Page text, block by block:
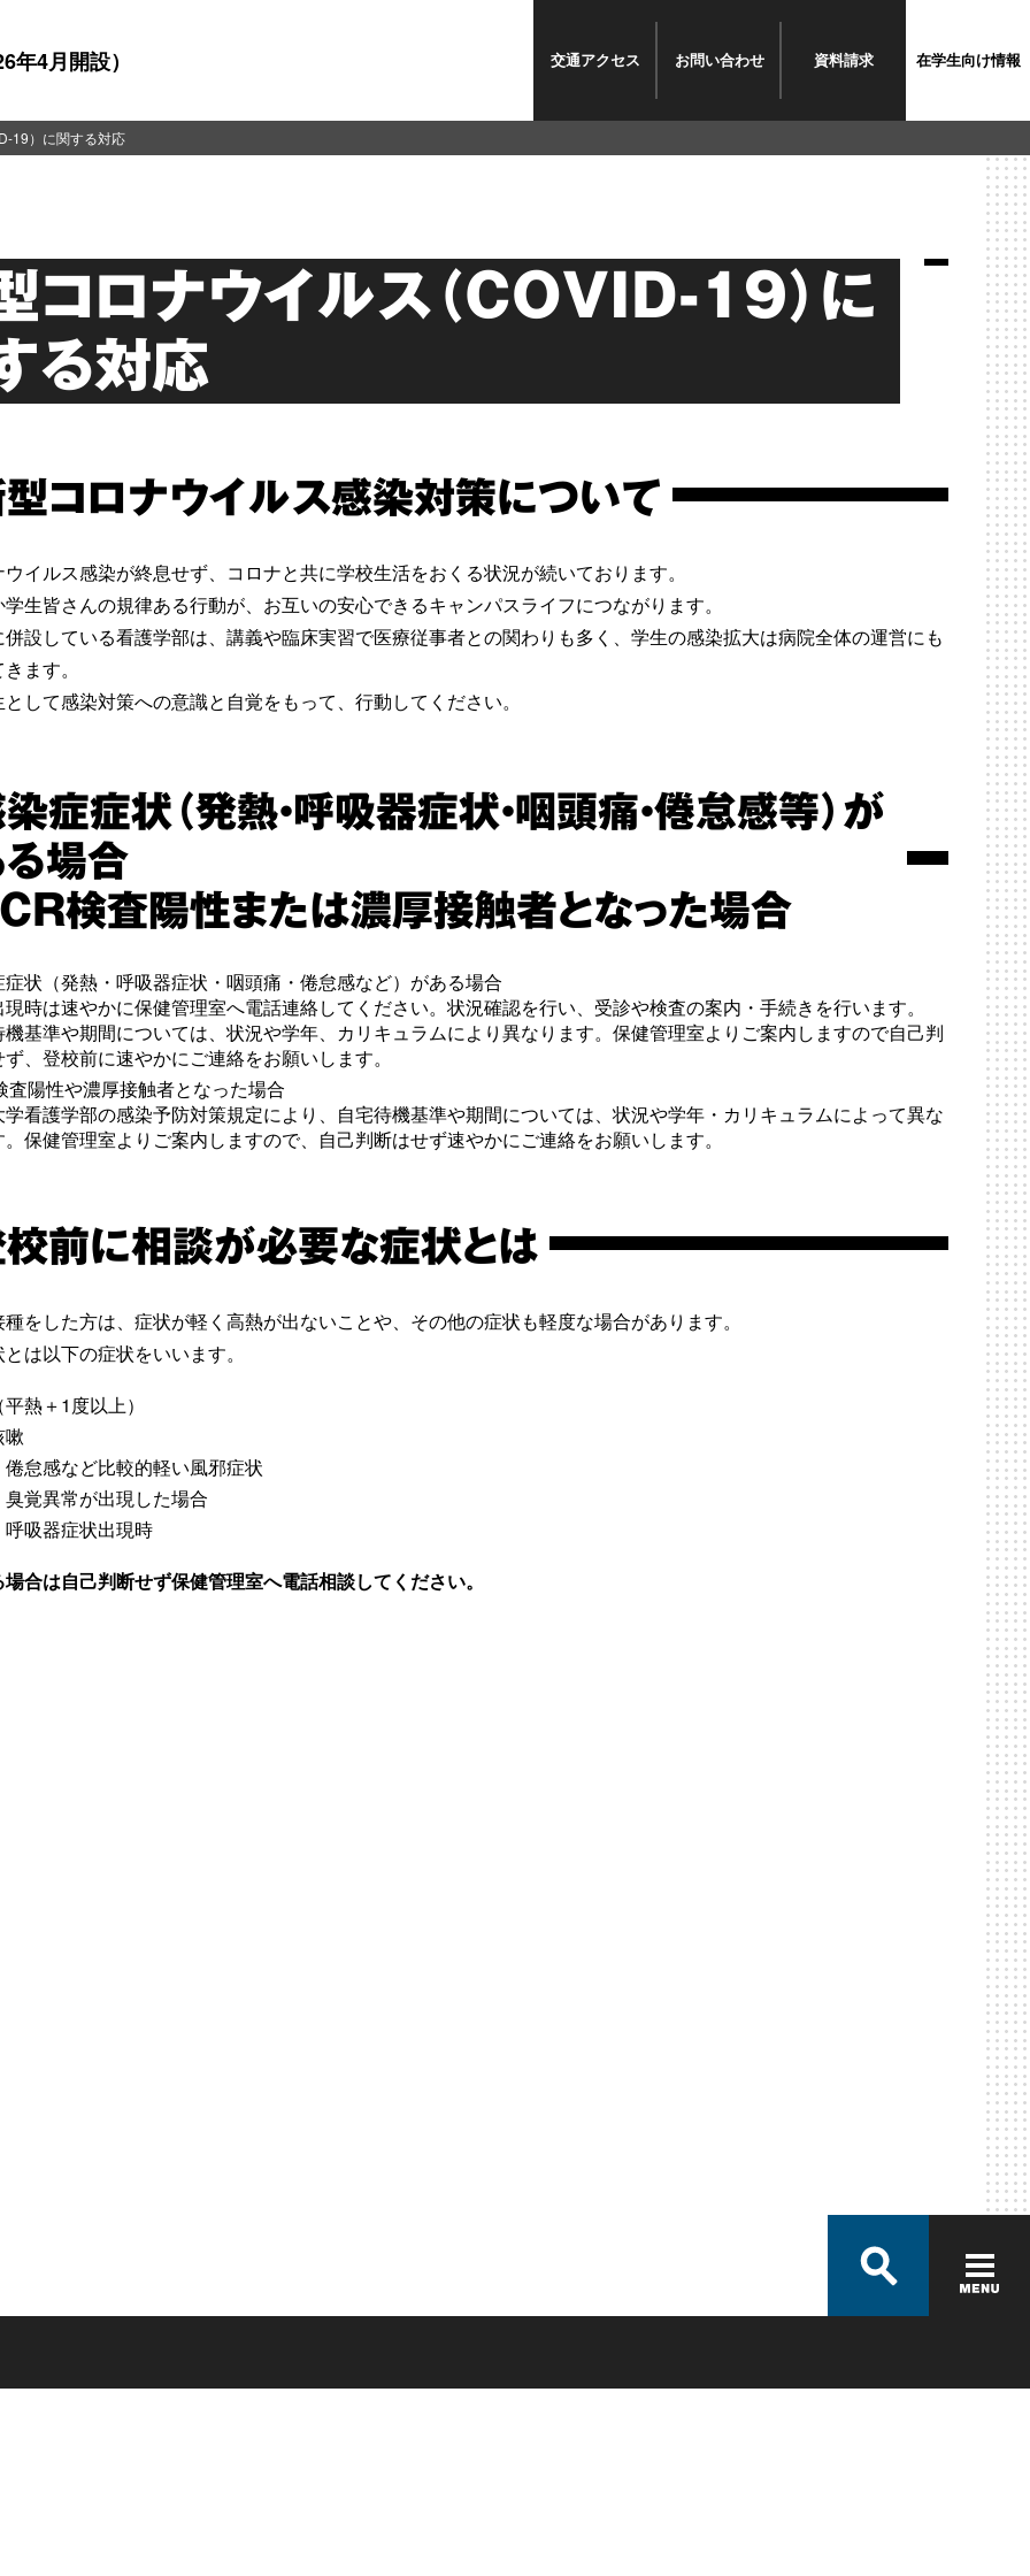
4月開設） 交通アクセス お問い合わせ 資料請求 在学生向け情報
コロナウイルス（COVID-19）に
る対応
コロナウイルス感染対策について
イルス感染が終息せず、コロナと共に学校生活をおくる状況が続いております。
生皆さんの規律ある行動が、お互いの安心できるキャンパスライフにつながります。
設している看護学部は、講義や臨床実習で医療従事者との関わりも多く、学生の感染拡大は病院全体の運営にも
ます。
して感染対策への意識と自覚をもって、行動してください。
症症状（発熱・呼吸器症状・咽頭痛・倦怠感等）が
場合
検査陽性または濃厚接触者となった場合
症状（発熱・呼吸器症状・咽頭痛・倦怠感など）がある場合
時は速やかに保健管理室へ電話連絡してください。状況確認を行い、受診や検査の案内・手続きを行います。
機基準や期間については、状況や学年、カリキュラムにより異なります。保健管理室よりご案内しますので自己判
、登校前に速やかにご連絡をお願いします。
査陽性や濃厚接触者となった場合
学看護学部の感染予防対策規定により、自宅待機基準や期間については、状況や学年・カリキュラムによって異な
保健管理室よりご案内しますので、自己判断はせず速やかにご連絡をお願いします。
前に相談が必要な症状とは
をした方は、症状が軽く高熱が出ないことや、その他の症状も軽度な場合があります。
は以下の症状をいいます。
熱＋1度以上）
嗽
倦怠感など比較的軽い風邪症状
覚異常が出現した場合
呼吸器症状出現時
合は自己判断せず保健管理室へ電話相談してください。
19）に関する対応